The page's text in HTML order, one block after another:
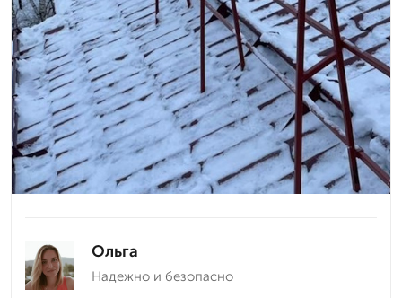
Ольга
Надежно и безопасно